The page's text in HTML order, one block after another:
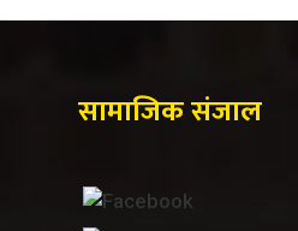
सामाजिक संजाल